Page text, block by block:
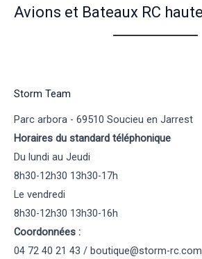
Avions et Bateaux RC
Storm Team
Parc arbora - 69510 Soucieu en Jarrest
Horaires du standard téléphonique
Du lundi au Jeudi
8h30-12h30 13h30-17h
Le vendredi
8h30-12h30 13h30-16h
Coordonnées :
04 72 40 21 43 / boutique@storm-rc.com